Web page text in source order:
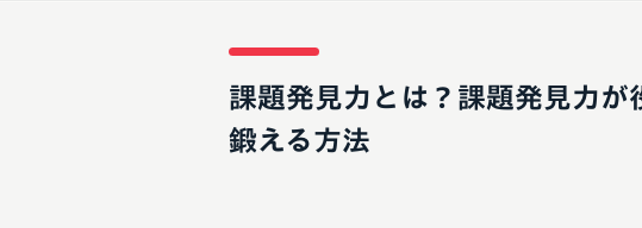
課題発見力とは？課題発見力が
鍛える方法